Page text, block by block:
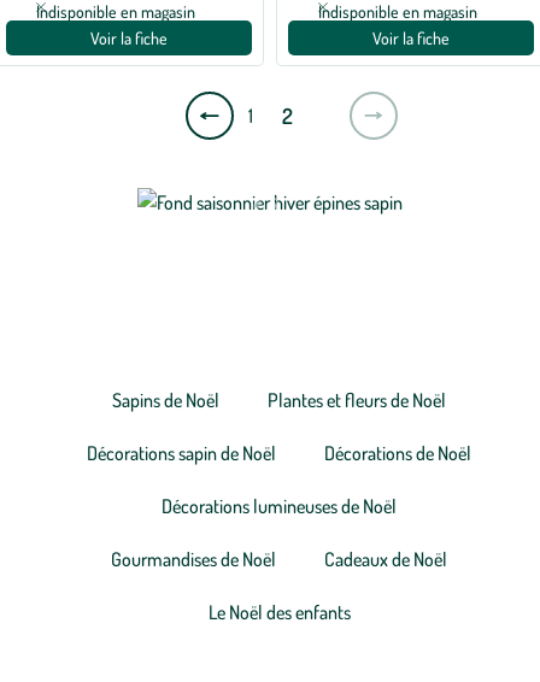
Indisponible en magasin
Voir la fiche
Indisponible en magasin
Voir la fiche
Page
précédente
1 2
Sapins de Noël Plantes et fleurs de Noël
Décorations sapin de Noël Décorations de Noël
Décorations lumineuses de Noël
Gourmandises de Noël Cadeaux de Noël
Le Noël des enfants